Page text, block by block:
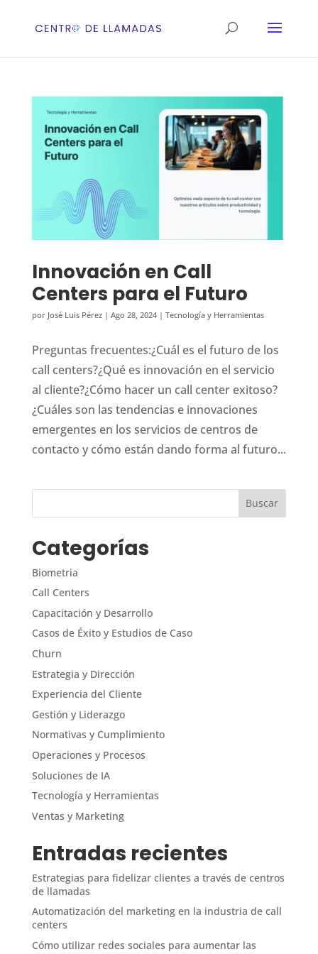
Innovación en Call
Centers para el Futuro
por José Luis Pérez| Ago 28, 2024| Tecnología y Herramientas
Preguntas frecuentes:¿Cuál es el futuro de los
call centers?¿Qué es innovación en el servicio
al cliente?¿Cómo hacer un call center exitoso?
¿Cuáles son las tendencias e innovaciones
emergentes en los servicios de centros de
contacto y cómo están dando forma al futuro...
Categorías
Biometria
Call Centers
Capacitación y Desarrollo
Casos de Éxito y Estudios de Caso
Churn
Estrategia y Dirección
Experiencia del Cliente
Gestión y Liderazgo
Normativas y Cumplimiento
Operaciones y Procesos
Soluciones de IA
Tecnología y Herramientas
Ventas y Marketing
Entradas recientes
Estrategias para fidelizar clientes a través de centros
de llamadas
Automatización del marketing en la industria de call
centers
Cómo utilizar redes sociales para aumentar las